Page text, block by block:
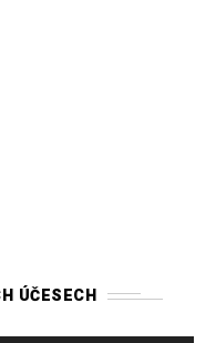
ÚČESECH